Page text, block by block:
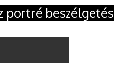
portré beszélgetés